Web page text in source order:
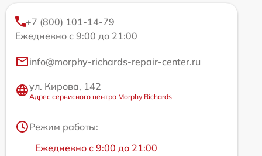
+7 (800) 101-14-79
Ежедневно с 9:00 до 21:00
info@morphy-richards-repair-center.ru
ул. Кирова, 142
Адрес сервисного центра Morphy Richards
Режим работы:
Ежедневно с 9:00 до 21:00